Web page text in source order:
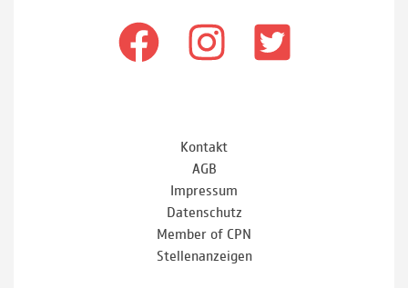
Kontakt
AGB
Impressum
Datenschutz
Member of CPN
Stellenanzeigen